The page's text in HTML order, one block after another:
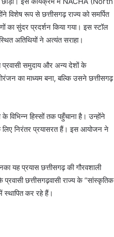
रूप से छत्तीसगढ़ राज्य को समर्पित
का सुंदर प्रदर्शन किया गया। इस स्टॉल
अतिथियों ने अत्यंत सराहा।
प्रवासी समुदाय और अन्य देशों के
का माध्यम बना, बल्कि उसने छत्तीसगढ़
विभिन्न हिस्सों तक पहुँचाना है। उन्होंने
लिए निरंतर प्रयासरत हैं। इस आयोजन ने
यह प्रयास छत्तीसगढ़ की गौरवशाली
छत्तीसगढ़वासी राज्य के “सांस्कृतिक
स्थापित कर रहे हैं।